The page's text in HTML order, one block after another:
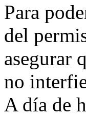
Para
del
asegurar
no
A día de